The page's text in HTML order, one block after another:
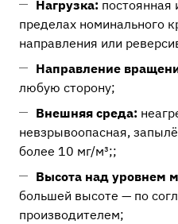
Нагрузка: постоянная
пределах номинального
направления или
Направление
любую сторону;
Внешняя среда:
невзрывоопасная,
более 10 мг/м³;;
Высота над уровнем
большей высоте — по
производителем;